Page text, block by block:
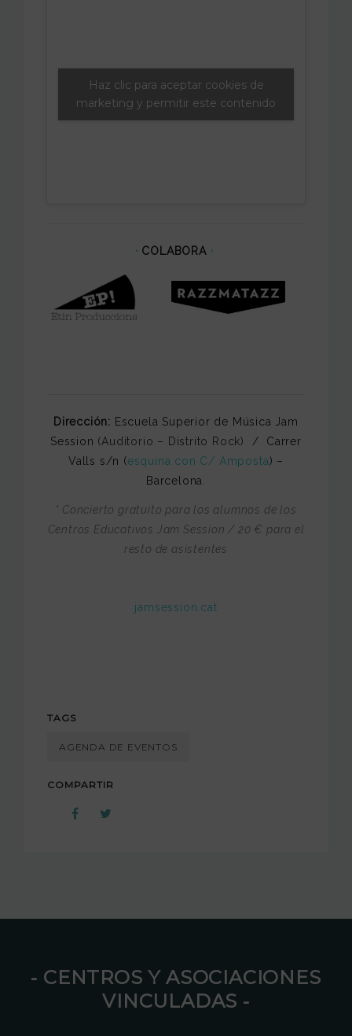
Haz clic para aceptar cookies de
marketing y permitir este contenido
· COLABORA ·
Dirección: Escuela Superior de Música Jam
Session (Auditorio – Distrito Rock)
/ Carrer
Valls s/n (esquina con C/ Amposta) –
Barcelona.
* Concierto gratuito para los alumnos de los
Centros Educativos Jam Session / 20 € para el
resto de asistentes
jamsession.cat
TAGS
AGENDA DE EVENTOS
COMPARTIR
⁃ CENTROS Y ASOCIACIONES
VINCULADAS ⁃